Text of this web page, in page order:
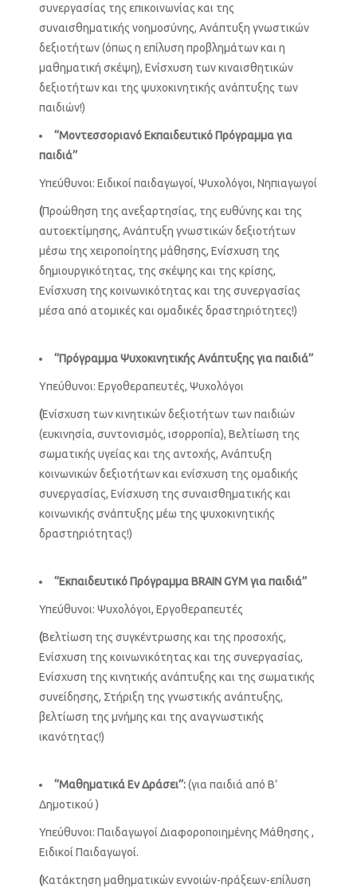
συνεργασίας της επικοινωνίας και της
συναισθηματικής νοημοσύνης, Ανάπτυξη γνωστικών
δεξιοτήτων (όπως η επίλυση προβλημάτων και η
μαθηματική σκέψη), Ενίσχυση των κιναισθητικών
δεξιοτήτων και της ψυχοκινητικής ανάπτυξης των
παιδιών!)
‘’Μοντεσσοριανό Εκπαιδευτικό Πρόγραμμα για
παιδιά’’
Υπεύθυνοι: Ειδικοί παιδαγωγοί, Ψυχολόγοι, Νηπιαγωγοί
(Προώθηση της ανεξαρτησίας, της ευθύνης και της
αυτοεκτίμησης, Ανάπτυξη γνωστικών δεξιοτήτων
μέσω της χειροποίητης μάθησης, Ενίσχυση της
δημιουργικότητας, της σκέψης και της κρίσης,
Ενίσχυση της κοινωνικότητας και της συνεργασίας
μέσα από ατομικές και ομαδικές δραστηριότητες!)
‘’Πρόγραμμα Ψυχοκινητικής Ανάπτυξης για παιδιά’’
Yπεύθυνοι: Εργοθεραπευτές, Ψυχολόγοι
(Eνίσχυση των κινητικών δεξιοτήτων των παιδιών
(ευκινησία, συντονισμός, ισορροπία), Βελτίωση της
σωματικής υγείας και της αντοχής, Ανάπτυξη
κοινωνικών δεξιοτήτων και ενίσχυση της ομαδικής
συνεργασίας, Ενίσχυση της συναισθηματικής και
κοινωνικής σνάπτυξης μέω της ψυχοκινητικής
δραστηριότητας!)
‘’Εκπαιδευτικό ΠρόγραμμαBRAIN GYMγια παιδιά’’
Υπεύθυνοι: Ψυχολόγοι, Εργοθεραπευτές
(Bελτίωση της συγκέντρωσης και της προσοχής,
Ενίσχυση της κοινωνικότητας και της συνεργασίας,
Ενίσχυση της κινητικής ανάπτυξης και της σωματικής
συνείδησης, Στήριξη της γνωστικής ανάπτυξης,
βελτίωση της μνήμης και της αναγνωστικής
ικανότητας!)
‘’Μαθηματικά Εν Δράσει’’:(για παιδιά από Β’
Δημοτικού )
Υπεύθυνοι: Παιδαγωγοί Διαφοροποιημένης Μάθησης ,
Ειδικοί Παιδαγωγοί.
(Κατάκτηση μαθηματικών εννοιών-πράξεων-επίλυση